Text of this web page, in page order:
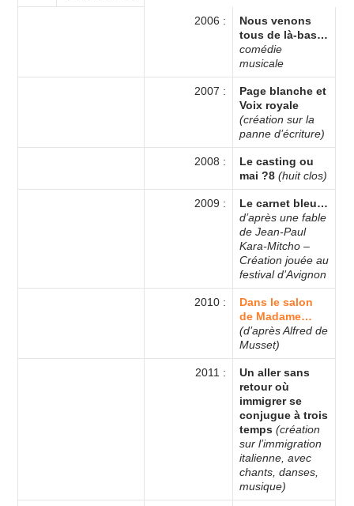
2006 :
Nous venons
tous de là-bas…
comédie
musicale
2007 :
Page blanche et
Voix royale
(création sur la
panne d’écriture)
2008 :
Le casting ou
mai ?8(huit clos)
2009 :
Le carnet bleu…
d’après une fable
de Jean-Paul
Kara-Mitcho –
Création jouée au
festival d’Avignon
2010 :
Dans le salon
de Madame…
(d’après Alfred de
Musset)
2011 :
Un aller sans
retour où
immigrer se
conjugue à trois
temps (création
sur l’immigration
italienne, avec
chants, danses,
musique)